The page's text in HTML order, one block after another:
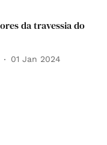
da travessia do
01 Jan 2024